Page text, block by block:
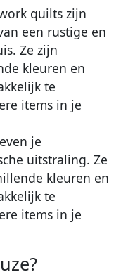
quilts zijn
een rustige en
Ze zijn
kleuren en
te
items in je
je
uitstraling. Ze
kleuren en
te
items in je